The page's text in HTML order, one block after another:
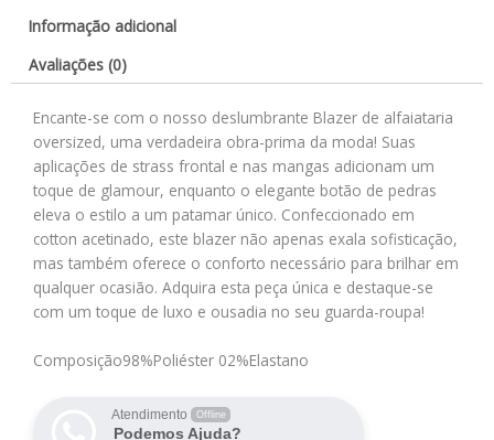
Informação adicional
Avaliações (0)
Encante-se com o nosso deslumbrante Blazer de alfaiataria
oversized, uma verdadeira obra-prima da moda! Suas
aplicações de strass frontal e nas mangas adicionam um
toque de glamour, enquanto o elegante botão de pedras
eleva o estilo a um patamar único. Confeccionado em
cotton acetinado, este blazer não apenas exala sofisticação,
mas também oferece o conforto necessário para brilhar em
qualquer ocasião. Adquira esta peça única e destaque-se
com um toque de luxo e ousadia no seu guarda-roupa!
Composição98%Poliéster 02%Elastano
Atendimento Offline
Podemos Ajuda?